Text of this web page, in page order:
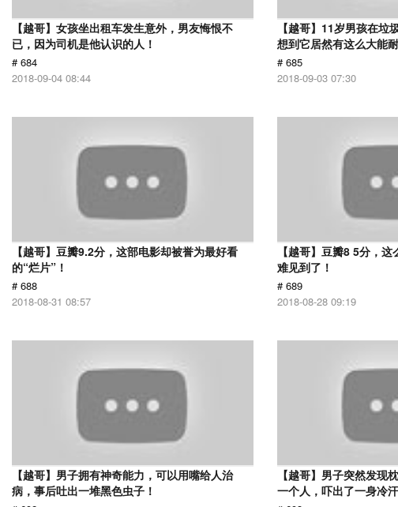
【越哥】女孩坐出租车发生意外，男友悔恨不
已，因为司机是他认识的人！
# 684
2018-09-04 08:44
【越哥】11岁男孩在垃
想到它居然有这么大能耐
# 685
2018-09-03 07:30
【越哥】豆瓣9.2分，这部电影却被誉为最好看
的“烂片”！
# 688
2018-08-31 08:57
【越哥】豆瓣8 5分，
难见到了！
# 689
2018-08-28 09:19
【越哥】男子拥有神奇能力，可以用嘴给人治
病，事后吐出一堆黑色虫子！
【越哥】男子突然发现
一个人，吓出了一身冷汗